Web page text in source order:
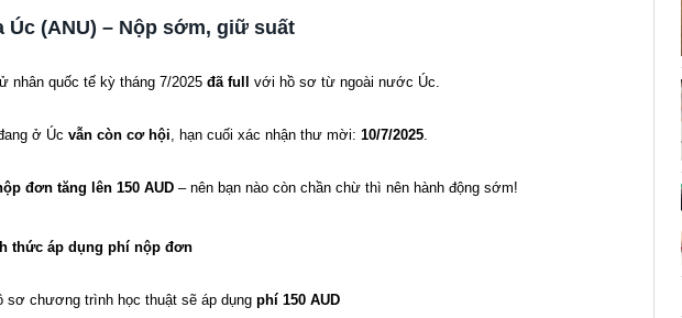
Úc (ANU) – Nộp sớm, giữ suất
nhân quốc tế kỳ tháng 7/2025 đã full với hồ sơ từ ngoài nước Úc.
ở Úc vẫn còn cơ hội , hạn cuối xác nhận thư mời: 10/7/2025.
đơn tăng lên 150 AUD– nên bạn nào còn chần chừ thì nên hành động sớm!
thức áp dụng phí nộp đơn
sơ chương trình học thuật sẽ áp dụng phí 150 AUD